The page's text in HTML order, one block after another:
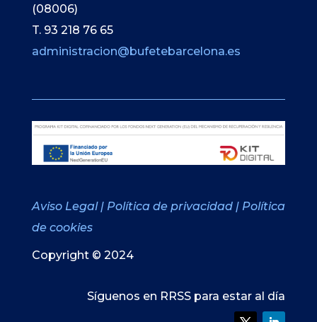
(08006)
T. 93 218 76 65
administracion@bufetebarcelona.es
Aviso Legal | Política de privacidad | Política
de cookies
Copyright © 2024
Síguenos en RRSS para estar al día